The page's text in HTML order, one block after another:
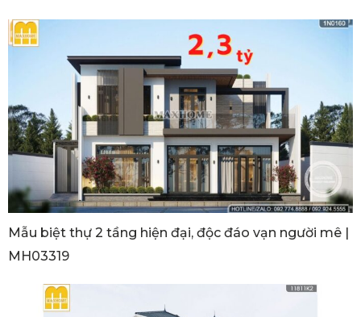
Mẫu biệt thự 2 tầng hiện đại, độc đáo vạn người mê |
MH03319